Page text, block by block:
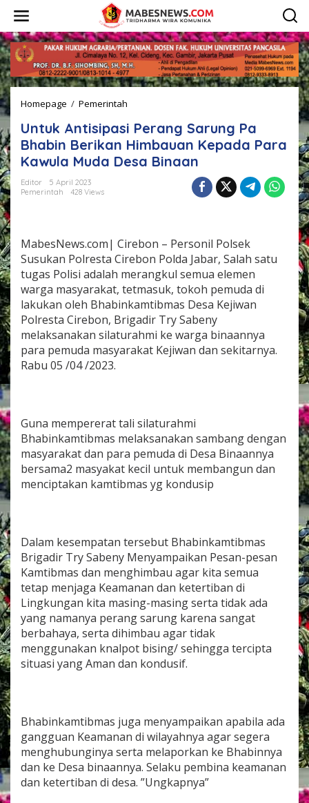
w
a
t
i
k
e
k
o
n
t
e
n
Homepage / Pemerintah
t
u
k
A
p
s
i
P
e
r
a
n
g
g
P
a
B
h
a
B
e
r
i
k
a
n
H
i
m
b
K
e
p
a
d
a
Untuk Antisipasi Perang Sarung Pa
Bhabin Berikan Himbauan Kepada Para
Kawula Muda Desa Binaan
Editor
5 April 2023
Pemerintah
428 Views
MabesNews.com| Cirebon – Personil Polsek
Susukan Polresta Cirebon Polda Jabar, Salah satu
tugas Polisi adalah merangkul semua elemen
warga masyarakat, tetmasuk, tokoh pemuda di
lakukan oleh Bhabinkamtibmas Desa Kejiwan
Polresta Cirebon, Brigadir Try Sabeny
melaksanakan silaturahmi ke warga binaannya
para pemuda masyarakat Kejiwan dan sekitarnya.
Rabu 05 /04 /2023.
Guna mempererat tali silaturahmi
Bhabinkamtibmas melaksanakan sambang dengan
masyarakat dan para pemuda di Desa Binaannya
bersama2 masyakat kecil untuk membangun dan
menciptakan kamtibmas yg kondusip
Dalam kesempatan tersebut Bhabinkamtibmas
Brigadir Try Sabeny Menyampaikan Pesan-pesan
Kamtibmas dan menghimbau agar kita semua
tetap menjaga Keamanan dan ketertiban di
Lingkungan kita masing-masing serta tidak ada
yang namanya perang sarung karena sangat
berbahaya, serta dihimbau agar tidak
menggunakan knalpot bising/ sehingga tercipta
situasi yang Aman dan kondusif.
Bhabinkamtibmas juga menyampaikan apabila ada
gangguan Keamanan di wilayahnya agar segera
menghubunginya serta melaporkan ke Bhabinnya
dan ke Desa binaannya. Selaku pembina keamanan
dan ketertiban di desa. ”Ungkapnya”